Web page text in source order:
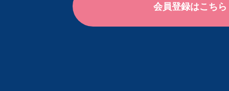
会員登録はこちら